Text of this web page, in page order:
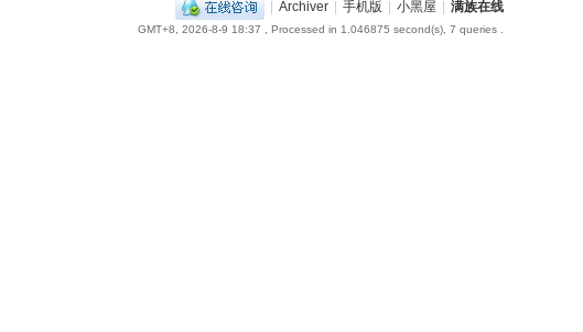
| Archiver | 手机版 | 小黑屋 | 满族在线
GMT+8, 2026-8-9 18:37 , Processed in 1.046875 second(s), 7 queries .